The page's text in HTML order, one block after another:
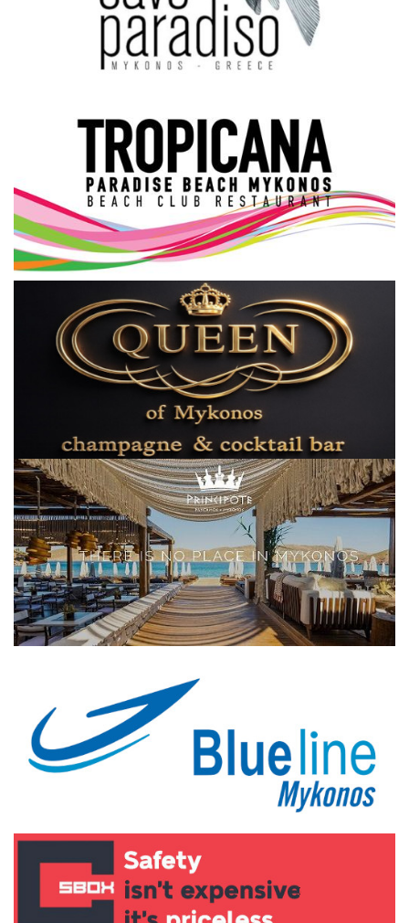
Science & Tech
Σεβασμιώτατος Δωρόθεος Β’
Cost Of Living Crisis
Opinion + Analysis
L’Art des Sens
All News
Local Elections 2023
Elections 2023
Γλώσσα
Ελληνικά English